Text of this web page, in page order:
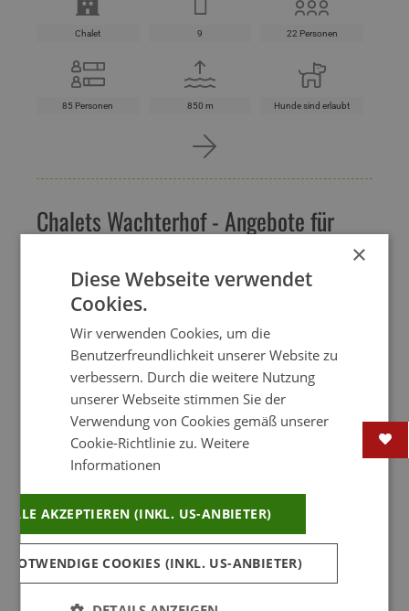
Chalet 9 22 Personen
85 Personen 850 m Hunde sind erlaubt
40 m² Rauchen verboten 5 m
Selbstversorger
54 km
Chalets Wachterhof - Angebote für
In den Bergen gelegen und umgeben von
wunderschöner Natur liegen die Chalets &
Apartments Wachterhof. Die in traditioneller
Bauweise errichteten Premium-Chalets
wurden vorwiegend aus von früher erhaltenen
Materialien geschaffen und passen mit der
geschmackvollen Architektur perfekt ins
LandschaftsbiWEITERLESEN....
×
Diese Webseite verwendet
Cookies.
Wir verwenden Cookies, um die
Benutzerfreundlichkeit unserer Website zu
verbessern. Durch die weitere Nutzung
unserer Webseite stimmen Sie der
Verwendung von Cookies gemäß unserer
Cookie-Richtlinie zu.Weitere
Informationen
ALLE AKZEPTIEREN (INKL. US-ANBIETER)
NOTWENDIGE COOKIES (INKL. US-ANBIETER)